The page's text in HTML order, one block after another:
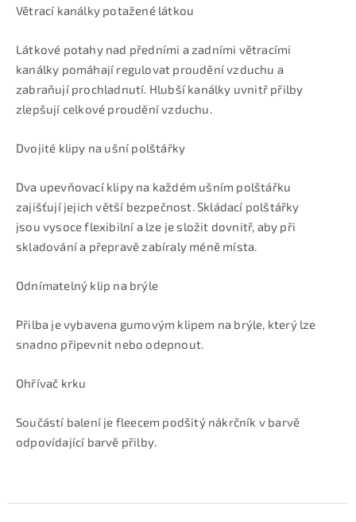
Větrací kanálky potažené látkou
Látkové potahy nad předními a zadními větracími
kanálky pomáhají regulovat proudění vzduchu a
zabraňují prochladnutí. Hlubší kanálky uvnitř přilby
zlepšují celkové proudění vzduchu.
Dvojité klipy na ušní polštářky
Dva upevňovací klipy na každém ušním polštářku
zajišťují jejich větší bezpečnost. Skládací polštářky
jsou vysoce flexibilní a lze je složit dovnitř, aby při
skladování a přepravě zabíraly méně místa.
Odnímatelný klip na brýle
Přilba je vybavena gumovým klipem na brýle, který lze
snadno připevnit nebo odepnout.
Ohřívač krku
Součástí balení je fleecem podšitý nákrčník v barvě
odpovídající barvě přilby.